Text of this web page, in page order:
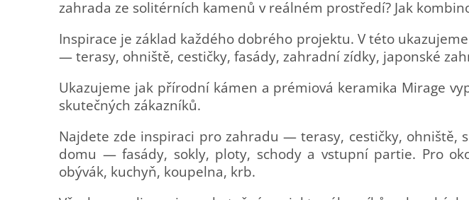
zahrada ze solitérních kamenů v reálném prostředí? Jak
Inspirace je základ každého dobrého projektu. V této
— terasy, ohniště, cestičky, fasády, zahradní zídky, japonské
Ukazujeme jak přírodní kámen a prémiová keramika Mirage
skutečných zákazníků.
Najdete zde inspiraci pro zahradu — terasy, cestičky, ohniště,
domu — fasády, sokly, ploty, schody a vstupní partie. Pro
obývák, kuchyň, koupelna, krb.